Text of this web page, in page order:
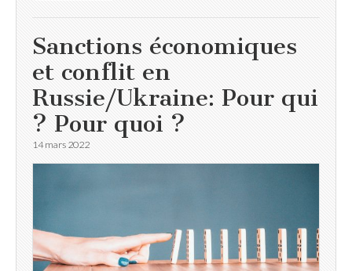
Sanctions économiques
et conflit en
Russie/Ukraine: Pour qui
? Pour quoi ?
14 mars 2022